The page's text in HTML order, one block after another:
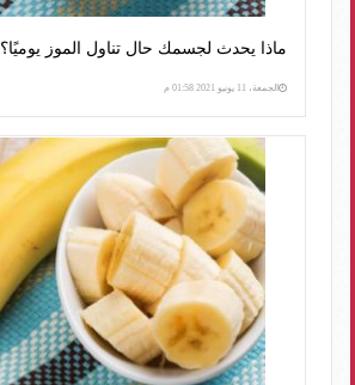
ماذا يحدث لجسمك حال تناول الموز يوميًا؟
الجمعة، 11 يونيو 2021 01:58 م